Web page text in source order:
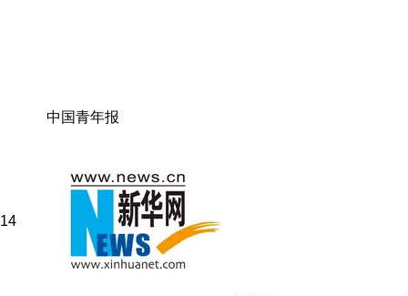
中国青年报
14